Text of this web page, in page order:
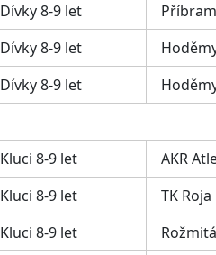
Dívky 8-9 let Příbram
Dívky 8-9 let
Dívky 8-9 let
Kluci 8-9 let AKR
Kluci 8-9 let TK Roja
Kluci 8-9 let